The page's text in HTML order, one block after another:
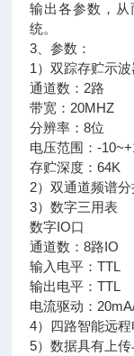
输出各参数，
统。
3、参数：
1）双踪存贮示
通道数：2路
带宽：20MHZ
分辨率：8位
电压范围：-
存贮深度：64K
2）双通道频谱分
3）数字三用表
数字IO口
通道数：8路IO
输入电平：TTL
输出电平：TTL
电流驱动：
4）四路智能远程
5）数据具有上